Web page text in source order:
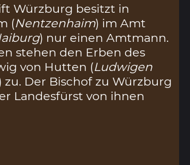
Würzburg besitzt in
(Nentzenhaim) im Amt
) nur einen Amtmann.
stehen den Erben des
von Hutten (Ludwigen
zu. Der Bischof zu Würzburg
Landesfürst von ihnen